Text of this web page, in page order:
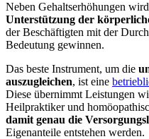
Neben Gehaltserhöhungen
Unterstützung der
der Beschäftigten mit der
Bedeutung gewinnen.
Das beste Instrument, um die
auszugleichen, ist eine
Diese übernimmt Leistungen
Heilpraktiker und
damit genau die
Eigenanteile entstehen werden.